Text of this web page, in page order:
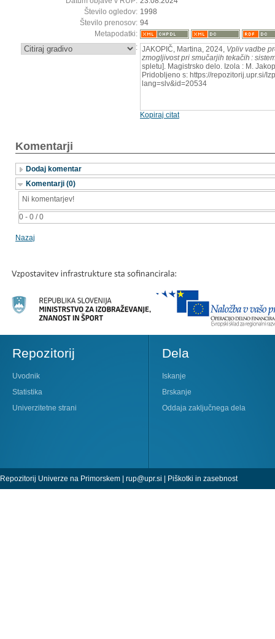
Število ogledov: 1998
Število prenosov: 94
Metapodatki:
: JAKOPIČ, Martina, 2024, Vpliv vadbe
zmogljivost pri smučarjih tekačih :
spletu]. Magistrsko delo. Izola : M.
Pridobljeno s: https://repozitorij.upr.si/
lang=slv&id=20534
Kopiraj citat
Komentarji
Dodaj komentar
Komentarji (0)
0 - 0 / 0
Ni komentarjev!
Nazaj
Repozitorij
Uvodnik
Statistika
Univerzitetne strani
Dela
Iskanje
Brskanje
Oddaja zaključnega dela
Repozitorij Univerze na Primorskem | rup@upr.si Piškotki in zasebnost